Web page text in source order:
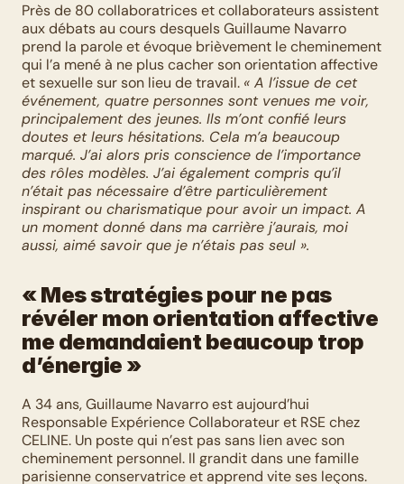
Près de 80 collaboratrices et collaborateurs assistent
aux débats au cours desquels Guillaume Navarro
prend la parole et évoque brièvement le cheminement
qui l’a mené à ne plus cacher son orientation affective
et sexuelle sur son lieu de travail. « A l’issue de cet
événement, quatre personnes sont venues me voir,
principalement des jeunes. Ils m’ont confié leurs
doutes et leurs hésitations. Cela m’a beaucoup
marqué. J’ai alors pris conscience de l’importance
des rôles modèles. J’ai également compris qu’il
n’était pas nécessaire d’être particulièrement
inspirant ou charismatique pour avoir un impact. A
un moment donné dans ma carrière j’aurais, moi
aussi, aimé savoir que je n’étais pas seul ».
« Mes stratégies pour ne pas
révéler mon orientation affective
me demandaient beaucoup trop
d’énergie »
A 34 ans, Guillaume Navarro est aujourd’hui
Responsable Expérience Collaborateur et RSE chez
CELINE. Un poste qui n’est pas sans lien avec son
cheminement personnel. Il grandit dans une famille